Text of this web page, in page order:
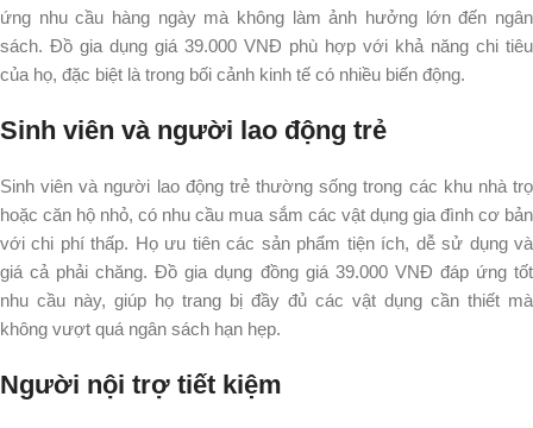
ứng nhu cầu hàng ngày mà không làm ảnh hưởng lớn đến ngân
sách. Đồ gia dụng giá 39.000 VNĐ phù hợp với khả năng chi tiêu
của họ, đặc biệt là trong bối cảnh kinh tế có nhiều biến động.
Sinh viên và người lao động trẻ
Sinh viên và người lao động trẻ thường sống trong các khu nhà trọ
hoặc căn hộ nhỏ, có nhu cầu mua sắm các vật dụng gia đình cơ bản
với chi phí thấp. Họ ưu tiên các sản phẩm tiện ích, dễ sử dụng và
giá cả phải chăng. Đồ gia dụng đồng giá 39.000 VNĐ đáp ứng tốt
nhu cầu này, giúp họ trang bị đầy đủ các vật dụng cần thiết mà
không vượt quá ngân sách hạn hẹp.
Người nội trợ tiết kiệm